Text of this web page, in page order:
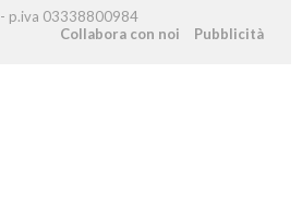
p.iva 03338800984
Collabora con noi
Pubblicità